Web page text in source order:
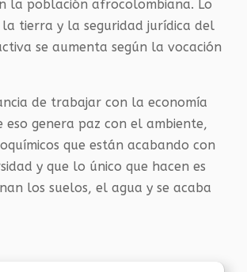
la población afrocolombiana. Lo
tierra y la seguridad jurídica del
se aumenta según la vocación
de trabajar con la economía
genera paz con el ambiente,
que están acabando con
y que lo único que hacen es
los suelos, el agua y se acaba